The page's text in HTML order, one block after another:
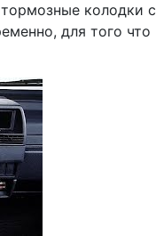
колодки с
для того что